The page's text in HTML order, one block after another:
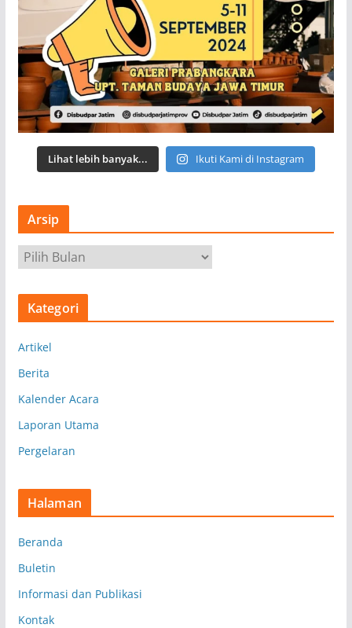
Lihat lebih banyak... Ikuti Kami di Instagram
Arsip
r
s
Kategori
Artikel
Berita
Kalender Acara
Laporan Utama
Pergelaran
Halaman
Beranda
Buletin
Informasi dan Publikasi
Kontak